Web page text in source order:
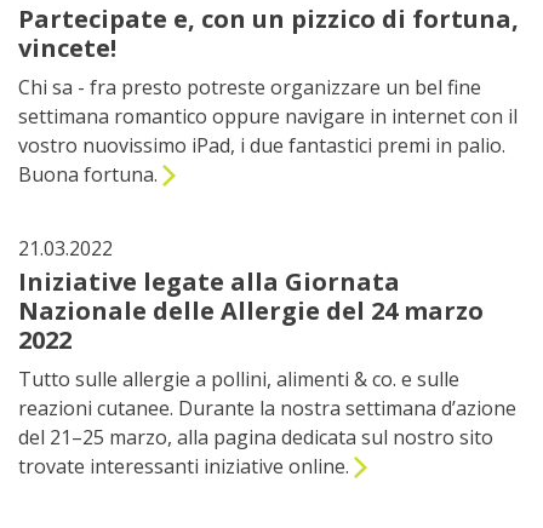
Partecipate e, con un pizzico di fortuna,
vincete!
Chi sa - fra presto potreste organizzare un bel fine
settimana romantico oppure navigare in internet con il
vostro nuovissimo iPad, i due fantastici premi in palio.
Buona fortuna.
21.03.2022
Iniziative legate alla Giornata
Nazionale delle Allergie del 24 marzo
2022
Tutto sulle allergie a pollini, alimenti & co. e sulle
reazioni cutanee. Durante la nostra settimana d’azione
del 21–25 marzo, alla pagina dedicata sul nostro sito
trovate interessanti iniziative online.